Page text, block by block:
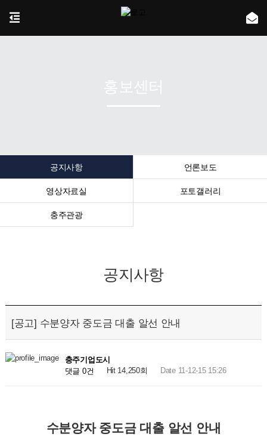
공지사항 언론보도
영상자료실 포토갤러리
충주관광
공지사항
[공고] 수분양자 중도금 대출 알선 안내
충주기업도시
댓글 0건
Hit 14,250회 Date 11-12-15 15:26
수분양자 중도금 대출 알선 안내